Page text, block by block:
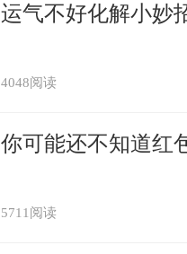
运气不好化解小妙
4048阅读
你可能还不知道红
5711阅读